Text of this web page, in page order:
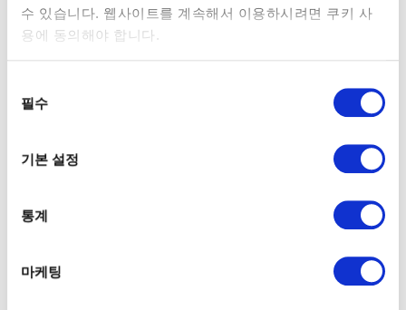
수 있습니다. 웹사이트를 계속해서 이용하시려면 쿠키 사
용에 동의해야 합니다.
필수
기본 설정
통계
마케팅